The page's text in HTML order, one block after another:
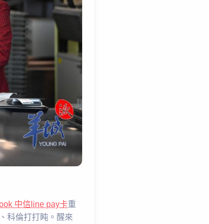
中信line pay卡重
科倫打打盹。醒來